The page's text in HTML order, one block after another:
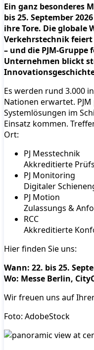
Ein ganz besonderes
bis 25. September
ihre Tore. Die globale
Verkehrstechnik
– und die PJM-
Unternehmen blickt
Es werden rund 3.000
Nationen erwartet.
Systemlösungen im
Einsatz kommen.
Ort:
PJ Messtechnik
Akkreditierte
PJ Monitoring
Digitaler
PJ Motion
Zulassungs &
RCC
Akkreditierte
Hier finden Sie uns:
Wann: 22. bis 25.
Wo: Messe Berlin,
Wir freuen uns auf
Foto: AdobeStock